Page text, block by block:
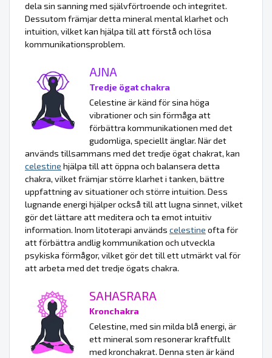
dela sin sanning med självförtroende och integritet.
Dessutom främjar detta mineral mental klarhet och
intuition, vilket kan hjälpa till att förstå och lösa
kommunikationsproblem.
AJNA
Tredje ögat chakra
Celestine är känd för sina höga
vibrationer och sin förmåga att
förbättra kommunikationen med det
gudomliga, speciellt änglar. När det
används tillsammans med det tredje ögat chakrat, kan
celestine hjälpa till att öppna och balansera detta
chakra, vilket främjar större klarhet i tanken, bättre
uppfattning av situationer och större intuition. Dess
lugnande energi hjälper också till att lugna sinnet, vilket
gör det lättare att meditera och ta emot intuitiv
information. Inom litoterapi används celestine ofta för
att förbättra andlig kommunikation och utveckla
psykiska förmågor, vilket gör det till ett utmärkt val för
att arbeta med det tredje ögats chakra.
SAHASRARA
Kronchakra
Celestine, med sin milda blå energi, är
ett mineral som resonerar kraftfullt
med kronchakrat. Denna sten är känd